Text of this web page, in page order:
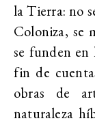
la Tierra: no
Coloniza, se
se funden en
fin de
obras de
naturaleza